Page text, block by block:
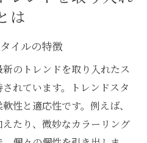
は
イルの特徴
のトレンドを取り入れたス
れています。トレンドスタ
性と適応性です。例えば、
たり、微妙なカラーリング